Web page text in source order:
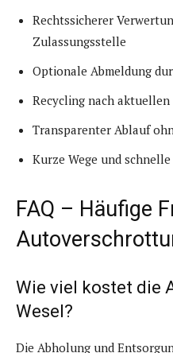
Rechtssicherer
Zulassungsstelle
Optionale Abmeldung
Recycling nach
Transparenter Ablauf
Kurze Wege und
FAQ – Häufige
Wie viel kostet die
Wesel?
Die Abholung und